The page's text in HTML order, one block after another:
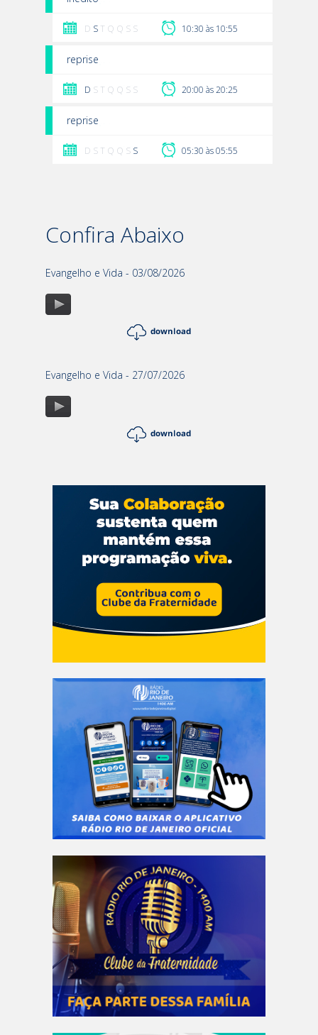
D S T Q Q S S 10:30 às 10:55
reprise
D S T Q Q S S 20:00 às 20:25
reprise
D S T Q Q S S 05:30 às 05:55
Confira Abaixo
Evangelho e Vida - 03/08/2026
Evangelho e Vida - 27/07/2026